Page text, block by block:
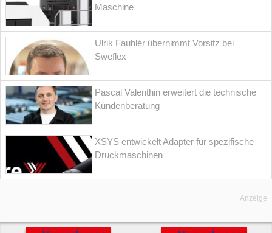
Maschine
Ulrik Fauhlér übernimmt Vorsitz bei
Sweflex
Pascal Valenthin erweitert die technische
Kundenberatung
XSYS entwickelt Adapter für spezifische
Druckmaschinen
Anzeige